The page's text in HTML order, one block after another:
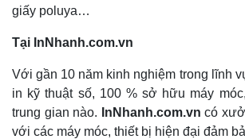
giấy poluya…
Tại InNhanh.com.vn
Với gần 10 năm kinh nghiệm trong lĩnh
in kỹ thuật số, 100 % sở hữu máy
trung gian nào.
InNhanh.com.vncó
với các máy móc, thiết bị hiện đại đảm